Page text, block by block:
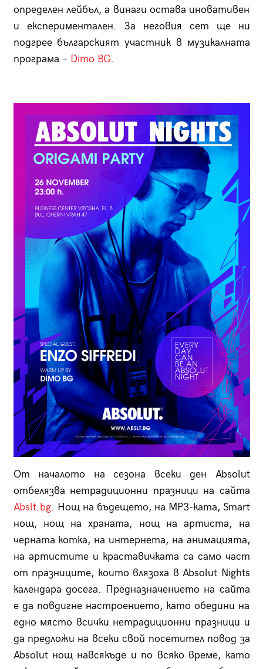
определен лейбъл, а винаги остава иновативен
и експериментален. За неговия сет ще ни
подгрее българският участник в музикалната
програма – Dimo BG.
От началото на сезона всеки ден Absolut
отбелязва нетрадиционни празници на сайта
Abslt.bg. Нощ на бъдещето, на MP3-ката, Smart
нощ, нощ на храната, нощ на артиста, на
черната котка, на интернета, на aнимацията,
на артистите и краставичката са само част
от празниците, които влязоха в Absolut Nights
календара досега. Предназначението на сайта
е да повдигне настроението, като обедини на
едно място всички нетрадиционни празници и
да предложи на всеки свой посетител повод за
Absolut нощ навсякъде и по всяко време, като